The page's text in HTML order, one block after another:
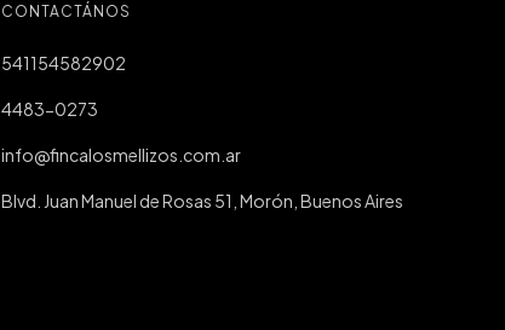
CONTACTÁNOS
541154582902
4483-0273
info@fincalosmellizos.com.ar
Blvd. Juan Manuel de Rosas 51, Morón, Buenos Aires